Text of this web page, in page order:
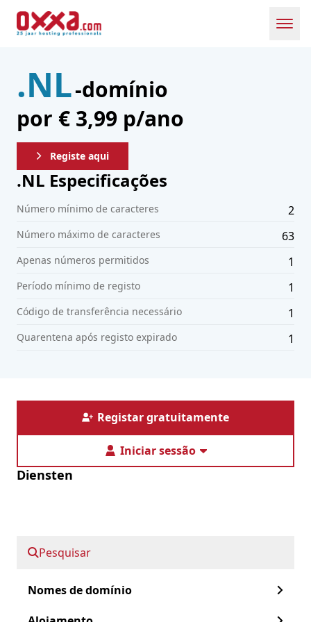
Nomes de domínio
Pesquisar
.NL-domínio
por € 3,99 p/ano
Registe aqui
.NL Especificações
Número mínimo de caracteres 2
Número máximo de caracteres 63
Apenas números permitidos 1
Período mínimo de registo 1
Código de transferência necessário 1
Quarentena após registo expirado 1
Registar gratuitamente
Iniciar sessão
Diensten
Alojamento
Informatie